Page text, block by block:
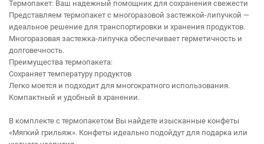
Термопакет: Ваш надежный помощник для сохранения свежести
Представляем термопакет с многоразовой застежкой-липучкой —
идеальное решение для транспортировки и хранения продуктов.
Многоразовая застежка-липучка обеспечивает герметичность и
долговечность.
Преимущества термопакета:
Сохраняет температуру продуктов
Легко моется и подходит для многократного использования.
Компактный и удобный в хранении.
В комплекте с термопакетом Вы найдете изысканные конфеты
«Мягкий грильяж». Конфеты идеально подойдут для подарка или